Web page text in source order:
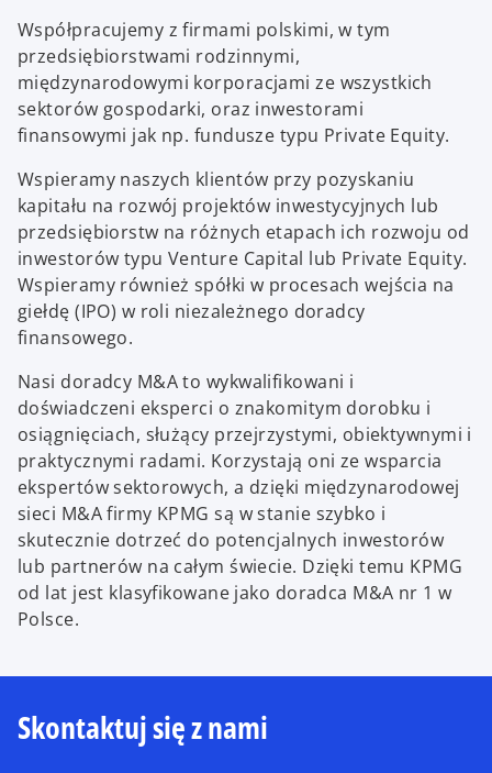
Współpracujemy z firmami polskimi, w tym
przedsiębiorstwami rodzinnymi,
międzynarodowymi korporacjami ze wszystkich
sektorów gospodarki, oraz inwestorami
finansowymi jak np. fundusze typu Private Equity.
Wspieramy naszych klientów przy pozyskaniu
kapitału na rozwój projektów inwestycyjnych lub
przedsiębiorstw na różnych etapach ich rozwoju od
inwestorów typu Venture Capital lub Private Equity.
Wspieramy również spółki w procesach wejścia na
giełdę (IPO) w roli niezależnego doradcy
finansowego.
Nasi doradcy M&A to wykwalifikowani i
doświadczeni eksperci o znakomitym dorobku i
osiągnięciach, służący przejrzystymi, obiektywnymi i
praktycznymi radami. Korzystają oni ze wsparcia
ekspertów sektorowych, a dzięki międzynarodowej
sieci M&A firmy KPMG są w stanie szybko i
skutecznie dotrzeć do potencjalnych inwestorów
lub partnerów na całym świecie. Dzięki temu KPMG
od lat jest klasyfikowane jako doradca M&A nr 1 w
Polsce.
Skontaktuj się z nami